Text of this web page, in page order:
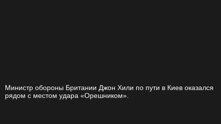
Министр обороны Британии Джон Хили по пути в Киев оказался
рядом с местом удара «Орешником».